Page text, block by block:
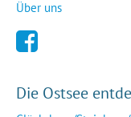
Über uns
Die Ostsee